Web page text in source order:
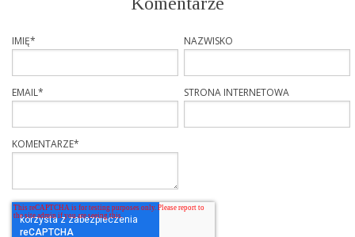
IMIĘ* NAZWISKO
EMAIL* STRONA INTERNETOWA
KOMENTARZE*